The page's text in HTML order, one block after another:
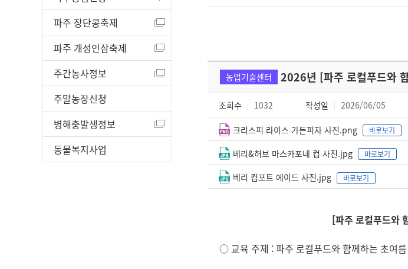
파주 장단콩축제
파주 개성인삼축제
주간농사정보
주말농장신청
병해충발생정보
동물복지사업
농업기술센터 2026년 [파주 로컬푸드와
조회수 1032 작성일 2026/06/05
크리스피 라이스 가든피자 사진.png 바로보기
베리&허브 마스카포네 컵 사진.jpg 바로보기
베리 컴포트 에이드 사진.jpg 바로보기
[파주 로컬푸드와
○ 교육 주제 : 파주 로컬푸드와 함께하는 초여